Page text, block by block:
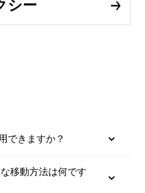
シー
できますか？
移動方法は何です